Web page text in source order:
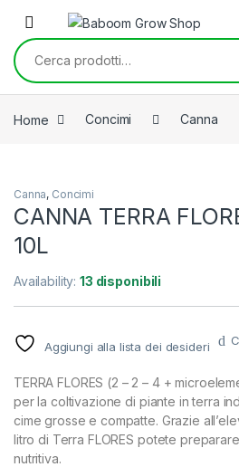
Skip to navigation
Skip to content
Cerca:
Home Concimi Canna
Canna, Concimi
CANNA TERRA
10L
Availability:13 disponibili
Aggiungi alla lista dei desideri
TERRA FLORES (2 – 2 – 4 +
per la coltivazione di piante in terra
cime grosse e compatte. Grazie
litro di Terra FLORES potete
nutritiva.